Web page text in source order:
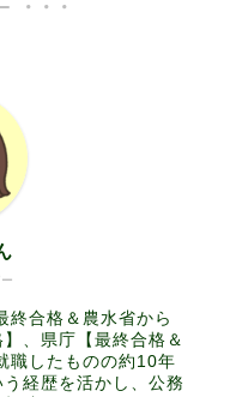
終合格＆農水省から
、県庁【最終合格＆
職したものの約10年
経歴を活かし、公務